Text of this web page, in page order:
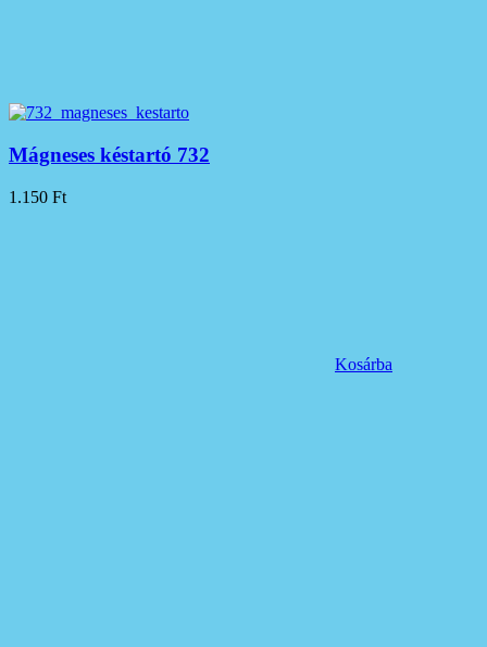
Mágneses késtartó 732
1.150 Ft
Kosárba